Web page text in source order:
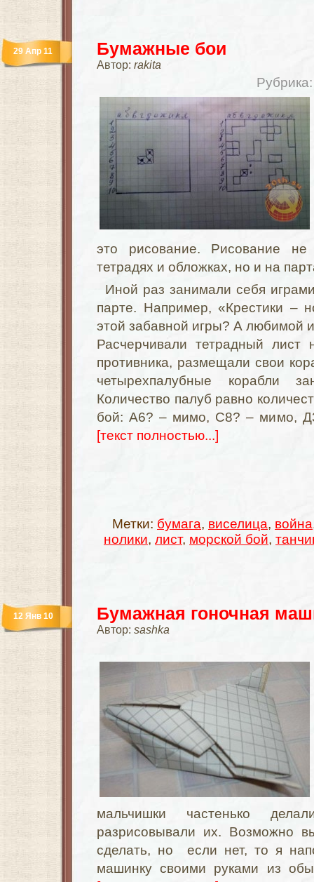
Бумажные бои
Автор: rakita
29 Апр 11
это рисование. Рисование
тетрадях и обложках, но и на
Иной раз занимали себя
парте. Например, «Крестики –
этой забавной игры? А любимой
Расчерчивали тетрадный
противника, размещали свои
четырехпалубные корабли
Количество палуб равно
бой: А6? – мимо, С8? – мимо,
[текст полностью...]
Метки: бумага, виселица, война
нолики, лист, морской бой,
Бумажная гоночная
Автор: sashka
12 Янв 10
мальчишки частенько
разрисовывали их. Возможно
сделать, но если нет, то я
машинку своими руками из